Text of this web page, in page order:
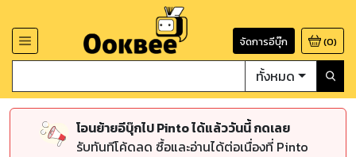
จัดการอีบุ๊ก (0)
ทั้งหมด
โอนย้ายอีบุ๊กไป Pinto ได้แล้ววันนี้ กดเลย
รับทันทีโค้ดลด ซื้อและอ่านได้ต่อเนื่องที่ Pinto